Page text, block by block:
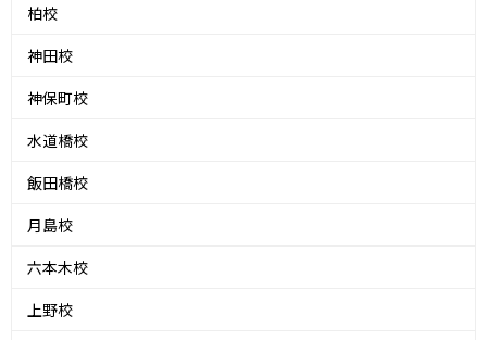
柏校
神田校
神保町校
水道橋校
飯田橋校
月島校
六本木校
上野校